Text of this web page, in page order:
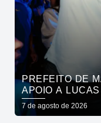
PREFEITO DE
APOIO A
EM CÍCERO
7 de agosto de 2026